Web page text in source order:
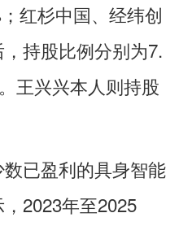
红杉中国、经纬创
持股比例分别为7.
王兴兴本人则持股
已盈利的具身智能
2023年至2025